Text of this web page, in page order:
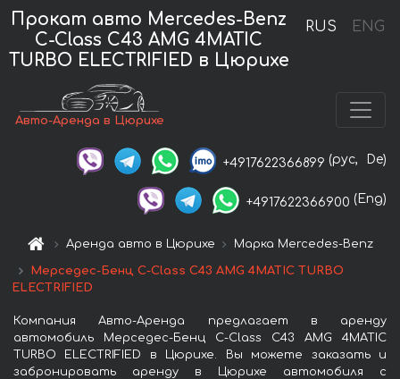
RUS ENG
Прокат авто Mercedes-Benz
C-Class C43 AMG 4MATIC
TURBO ELECTRIFIED в Цюрихе
Авто-Аренда в Цюрихе
+4917622366899 (рус, De)
+4917622366900 (Eng)
Аренда авто в Цюрихе Марка Mercedes-Benz
Мерседес-Бенц C-Class C43 AMG 4MATIC TURBO
ELECTRIFIED
Компания Авто-Аренда предлагает в аренду
автомобиль Мерседес-Бенц C-Class C43 AMG 4MATIC
TURBO ELECTRIFIED в Цюрихе. Вы можете заказать и
забронировать аренду в Цюрихе автомобиля с